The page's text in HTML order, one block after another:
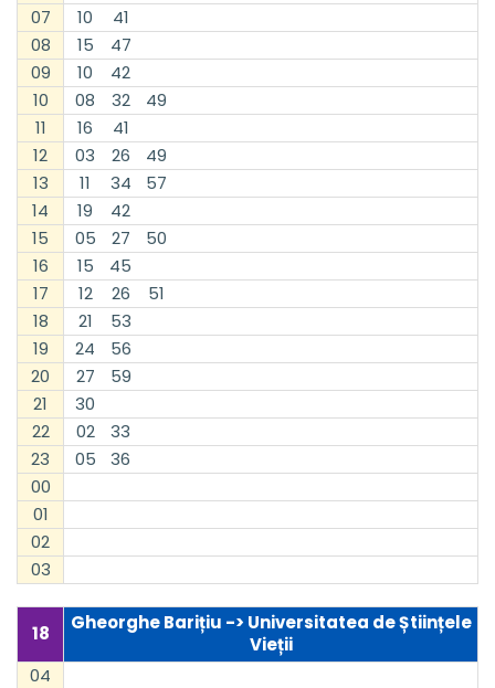
07
10
41
08
15
47
09
10
42
10
08 32
49
11
16
41
12
03 26
49
13
11 34
57
14
19
42
15
05 27
50
16
15
45
17
12 26
51
18
21
53
19
24
56
20
27
59
21
30
22
02
33
23
05
36
00
01
02
03
18
Gheorghe Barițiu -> Universitatea de Științele
Vieții
04